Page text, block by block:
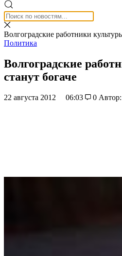
Волгоградские работники
Политика
Волгоградские
станут богаче
22 августа 2012 06:03 0 Автор: